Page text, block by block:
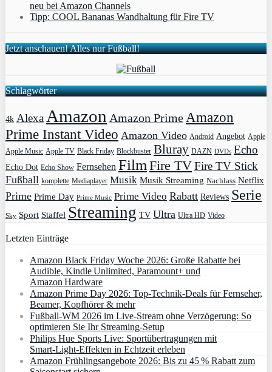
neu bei Amazon Channels
Tipp: COOL Bananas Wandhaltung für Fire TV
Jetzt anschauen! Alles nur Fußball!
Schlagwörter
4k AlexaAmazon Amazon PrimeAmazon
Prime Instant Video Amazon Video Android Angebot Apple
Apple Music Apple TV Black Friday Blockbuster Bluray DAZN DVDs Echo
Echo Dot Echo Show Fernsehen FilmFire TVFire TV Stick
Fußball komplette Mediaplayer Musik Musik Streaming Nachlass Netflix
Prime Prime Day Prime Music Prime Video Rabatt Reviews Serie
Sky Sport Staffel Streaming TV Ultra Ultra HD Video
Letzten Einträge
Amazon Black Friday Woche 2026: Große Rabatte bei
Audible, Kindle Unlimited, Paramount+ und
Amazon Hardware
Amazon Prime Day 2026: Top-Technik-Deals für Fernseher,
Beamer, Kopfhörer & mehr
Fußball-WM 2026 im Live-Stream ohne Verzögerung: So
optimieren Sie Ihr Streaming-Setup
Philips Hue Sports Live: Sportübertragungen mit
Smart‑Light‑Effekten in Echtzeit erleben
Amazon Frühlingsangebote 2026: Bis zu 45 % Rabatt zum